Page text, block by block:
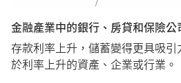
金融產業中的銀行、房貸和保險
存款利率上升，儲蓄變得更具吸
於利率上升的資產、企業或行業。